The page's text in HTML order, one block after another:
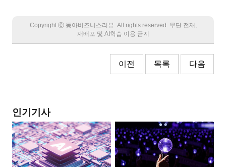
Copyright Ⓒ 동아비즈니스리뷰. All rights reserved. 무단 전재,
재배포 및 AI학습 이용 금지
이전 목록 다음
인기기사